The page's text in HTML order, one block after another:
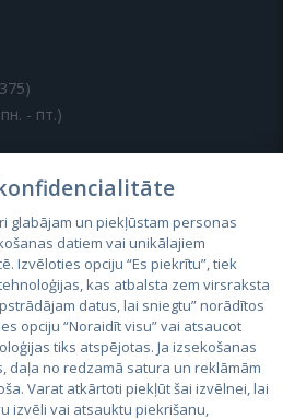
- пт.)
glabājam un piekļūstam personas
datiem vai unikālajiem
Izvēloties opciju “Es piekrītu”, tiek
kas atbalsta zem virsraksta
datus, lai sniegtu” norādītos
opciju “Noraidīt visu” vai atsaucot
tiks atspējotas. Ja izsekošanas
daļa no redzamā satura un reklāmām
Varat atkārtoti piekļūt šai izvēlnei, lai
izvēli vai atsauktu piekrišanu,